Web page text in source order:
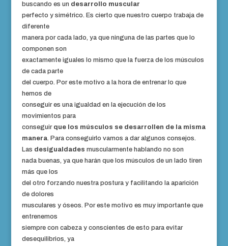
buscando es un desarrollo muscular
perfecto y simétrico. Es cierto que nuestro cuerpo trabaja de
diferente
manera por cada lado, ya que ninguna de las partes que lo
componen son
exactamente iguales lo mismo que la fuerza de los músculos
de cada parte
del cuerpo. Por este motivo a la hora de entrenar lo que
hemos de
conseguir es una igualdad en la ejecución de los
movimientos para
conseguir que los músculos se desarrollen de la misma
manera. Para conseguirlo vamos a dar algunos consejos.
Las desigualdades muscularmente hablando no son
nada buenas, ya que harán que los músculos de un lado tiren
más que los
del otro forzando nuestra postura y facilitando la aparición
de dolores
musculares y óseos. Por este motivo es muy importante que
entrenemos
siempre con cabeza y conscientes de esto para evitar
desequilibrios, ya